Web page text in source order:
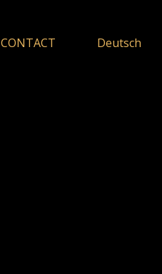
CONTACT Deutsch